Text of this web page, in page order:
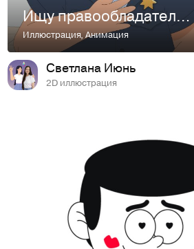
Ищу правообладателя идеи/сценария/проекта
Иллюстрация,Анимация
Светлана Июнь
2D иллюстрация